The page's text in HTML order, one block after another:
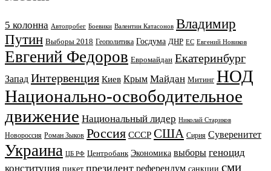
5 колонна Автопробег Боевики Валентин Катасонов Владимир
Путин Выборы 2018 Геополитика Госдума ДНР ЕС Евгений Новиков
Евгений Федоров Евромайдан Екатеринбург
Запад Интервенция Киев Крым Майдан Митинг НОД
Национально-освободительное
движение Национальный лидер Николай Стариков
Новороссия Роман Зыков Россия СССР США Сирия Суверенитет
Украина ЦБ РФ Центробанк Экономика выборы геноцид
конституция пикет президент референдум санкции сми